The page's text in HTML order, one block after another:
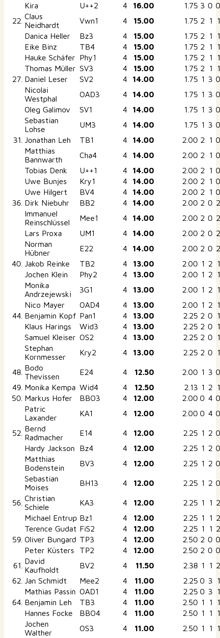
Kira U++2 4 16.00 1.75 3 0 0
22. Claus
Neidhardt
Vwn1 4 15.00 1.75 2 1
1
Danica Heller
Bz3 4 15.00 1.75 2 1
1
Eike Binz
TB4 4 15.00 1.75 2 1
1
Hauke Schäfer
Phy1 4 15.00 1.75 2 1
1
Thomas Müller SV3 4 15.00 1.75 2 1
1
27. Daniel Leser SV2 4 14.00 1.75 1 3 0
Nicolai
Westphal
OAD3 4 14.00 1.75 1 3 0
Oleg Galimov
SV1 4 14.00 1.75 1 3 0
Sebastian
Lohse
UM3 4 14.00 1.75 1 3 0
31. Jonathan Leh TB1 4 14.00 2.00 2 1 0
Matthias
Bannwarth
Cha4 4 14.00 2.00 2 1 0
Tobias Denk
U++1 4 14.00 2.00 2 1 0
Uwe Bunjes
Kry1 4 14.00 2.00 2 1 0
Uwe Hilgert
BV4 4 14.00 2.00 2 1 0
36. Dirk Niebuhr BB2 4 14.00 2.00 2 0 2
Immanuel
Reinschlüssel
Mee1 4 14.00 2.00 2 0 2
Lars Proxa
UM1 4 14.00 2.00 2 0 2
Norman
Hübner
E22 4 14.00 2.00 2 0 2
40. Jakob Reinke TB2 4 13.00 2.00 1 2
1
Jochen Klein
Phy2 4 13.00 2.00 1 2
1
Monika
Andrzejewski
3G1 4 13.00 2.00 1 2
1
Nico Mayer
OAD4 4 13.00 2.00 1 2
1
44. Benjamin Kopf Pan1 4 13.00 2.25 2 0
1
Klaus Harings
Wid3 4 13.00 2.25 2 0
1
Samuel Kleiser OS2 4 13.00 2.25 2 0
1
Stephan
Kornmesser
Kry2 4 13.00 2.25 2 0 1
48. Bodo
Thevissen
E24 4 12.50 2.00 1 3 0
49. Monika Kempa Wid4 4 12.50 2.13 1 2
1
50. Markus Hofer BBO3 4 12.00 2.00 0 4 0
Patric
Laxander
KA1 4 12.00 2.00 0 4 0
52. Bernd
Radmacher
E14 4 12.00 2.25 1 2 0
Hardy Jackson
Bz4 4 12.00 2.25 1 2 0
Matthias
Bodenstein
BV3 4 12.00 2.25 1 2 0
Sebastian
Moises
BH13 4 12.00 2.25 1 2 0
56. Christian
Schiele
KA3 4 12.00 2.25 1 1 2
Michael Entrup Bz1 4 12.00 2.25 1 1 2
Terence Gudat FiS2 4 12.00 2.25 1 1 2
59. Oliver Bungard TP3 4 12.00 2.50 2 0 0
Peter Küsters
TP2 4 12.00 2.50 2 0 0
61. David
Kaufholdt
BV2 4 11.50 2.38 1 1 2
62. Jan Schmidt Mee2 4 11.00 2.25 0 3
1
Mathias Passin OAD1 4 11.00 2.25 0 3
1
64. Benjamin Leh TB3 4 11.00 2.50 1 1
1
Hannes Focke
BBO4 4 11.00 2.50 1 1
1
Jochen
Walther
OS3 4 11.00 2.50 1 1
1